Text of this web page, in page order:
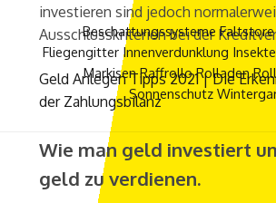
investieren sind jedoch
Ausschlusskriterien bei der
Geld Anlegen Tipps 2021 | Die
der Zahlungsbilanz
Wie man geld investiert
geld zu verdienen.
Beschattungssysteme Faltstore
Fliegengitter Innenverdunklung
Markisen Raffrollo Rolladen
Sonnenschutz